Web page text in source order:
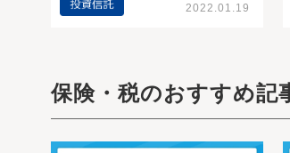
2022.01.19
保険・税のおすすめ記